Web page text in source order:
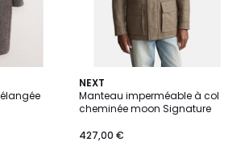
NEXT
Manteau imperméable à col
cheminée moon Signature
427,00 €